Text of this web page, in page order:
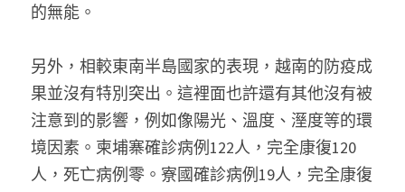
的無能。
另外，相較東南半島國家的表現，越南的防疫成
果並沒有特別突出。這裡面也許還有其他沒有被
注意到的影響，例如像陽光、溫度、溼度等的環
境因素。柬埔寨確診病例122人，完全康復120
人，死亡病例零。寮國確診病例19人，完全康復